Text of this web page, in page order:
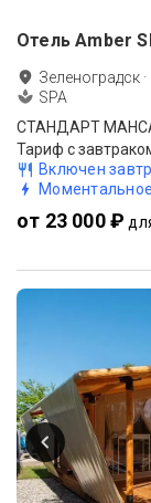
Отель Amber
Зеленоградск ·
SPA
СТАНДАРТ
Тариф с
Включен
от 23 000 ₽